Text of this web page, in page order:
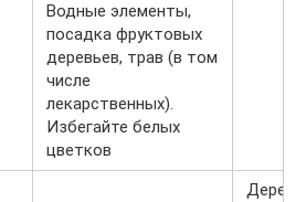
Водные элементы,
посадка фруктовых
деревьев, трав (в том
числе
лекарственных).
Избегайте белых
цветков